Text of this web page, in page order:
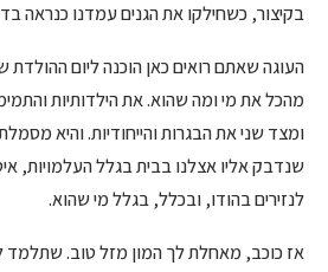
בקיצור, כשחילקו את הגנים עמדנו כנראה
העוגה שאתם רואים כאן הוכנה ליום ההולדת
מהכל את מי ומה שהוא. את הילדותיות
ומצד שני את הבגרות והייחודיות. והיא
שנדבק אליו אצלנו בבית בגלל העלמויות,
לנזירים בהודו, ובכלל, בגלל מי שהוא.
אז כוכב, מאחלת לך המון מזל טוב.